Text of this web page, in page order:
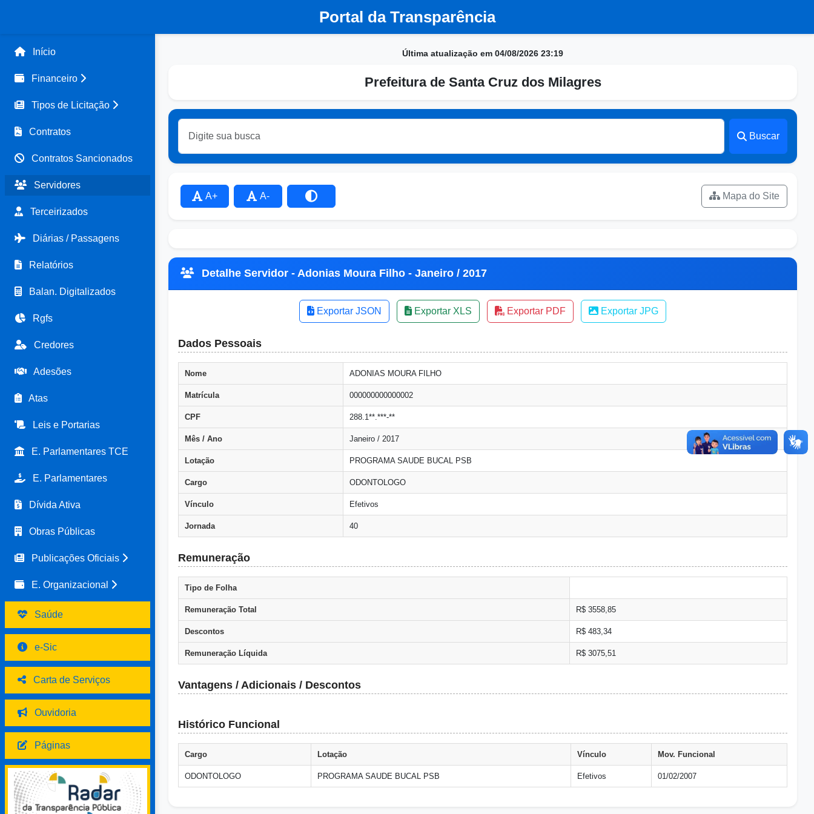
Portal da Transparência
Início
Financeiro
Tipos de Licitação
Contratos
Contratos Sancionados
Servidores
Terceirizados
Diárias / Passagens
Relatórios
Balan. Digitalizados
Rgfs
Credores
Adesões
Atas
Leis e Portarias
E. Parlamentares TCE
E. Parlamentares
Dívida Ativa
Obras Públicas
Publicações Oficiais
E. Organizacional
Saúde
e-Sic
Carta de Serviços
Ouvidoria
Páginas
Última atualização em 04/08/2026 23:19
Prefeitura de Santa Cruz dos Milagres
Buscar
A+ A- Mapa do Site
Detalhe Servidor - Adonias Moura Filho - Janeiro / 2017
Exportar JSON Exportar XLS Exportar PDF Exportar JPG
Dados Pessoais
Nome ADONIAS MOURA FILHO
Matrícula 000000000000002
CPF 288.1**.***-**
Mês / Ano Janeiro / 2017
Lotação PROGRAMA SAUDE BUCAL PSB
Cargo ODONTOLOGO
Vínculo Efetivos
Jornada 40
Remuneração
Tipo de Folha
Remuneração Total R$ 3558,85
Descontos R$ 483,34
Remuneração Líquida R$ 3075,51
Vantagens / Adicionais / Descontos
Histórico Funcional
Cargo Lotação Vínculo Mov. Funcional
ODONTOLOGO PROGRAMA SAUDE BUCAL PSB Efetivos 01/02/2007